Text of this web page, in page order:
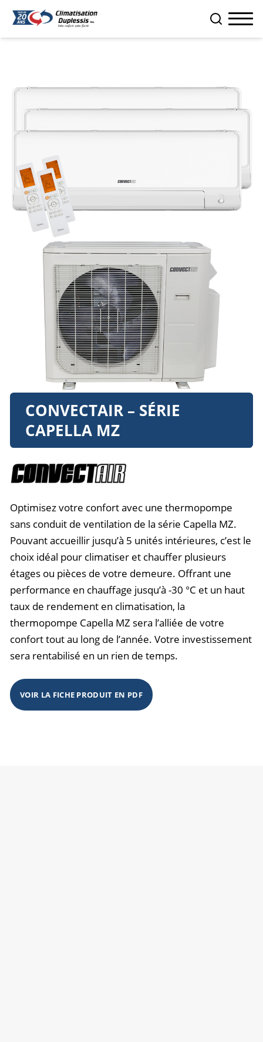
CONVECTAIR – SÉRIE
CAPELLA MZ
Optimisez votre confort avec une thermopompe
sans conduit de ventilation de la série Capella MZ.
Pouvant accueillir jusqu’à 5 unités intérieures, c’est le
choix idéal pour climatiser et chauffer plusieurs
étages ou pièces de votre demeure. Offrant une
performance en chauffage jusqu’à -30 °C et un haut
taux de rendement en climatisation, la
thermopompe Capella MZ sera l’alliée de votre
confort tout au long de l’année. Votre investissement
sera rentabilisé en un rien de temps.
VOIR LA FICHE PRODUIT EN PDF